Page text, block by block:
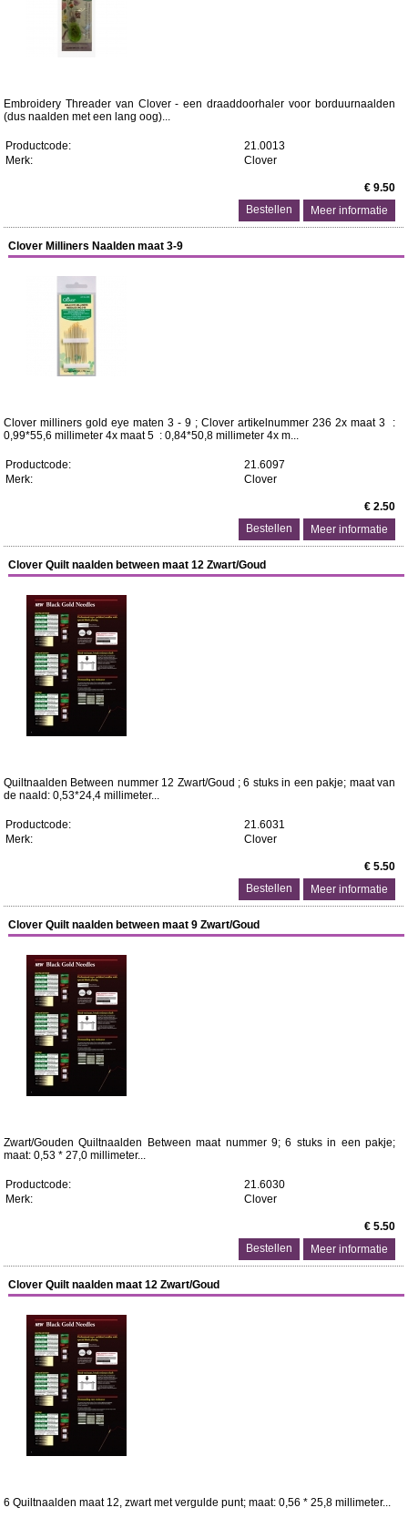
Embroidery Threader van Clover - een draaddoorhaler voor borduurnaalden
(dus naalden met een lang oog)...
Productcode:
21.0013
Merk:
Clover
€ 9.50
Meer informatie
Clover Milliners Naalden maat 3-9
Clover milliners gold eye maten 3 - 9 ; Clover artikelnummer 236 2x maat 3 :
0,99*55,6 millimeter 4x maat 5 : 0,84*50,8 millimeter 4x m...
Productcode:
21.6097
Merk:
Clover
€ 2.50
Meer informatie
Clover Quilt naalden between maat 12 Zwart/Goud
Quiltnaalden Between nummer 12 Zwart/Goud ; 6 stuks in een pakje; maat van
de naald: 0,53*24,4 millimeter...
Productcode:
21.6031
Merk:
Clover
€ 5.50
Meer informatie
Clover Quilt naalden between maat 9 Zwart/Goud
Zwart/Gouden Quiltnaalden Between maat nummer 9; 6 stuks in een pakje;
maat: 0,53 * 27,0 millimeter...
Productcode:
21.6030
Merk:
Clover
€ 5.50
Meer informatie
Clover Quilt naalden maat 12 Zwart/Goud
6 Quiltnaalden maat 12, zwart met vergulde punt; maat: 0,56 * 25,8 millimeter...